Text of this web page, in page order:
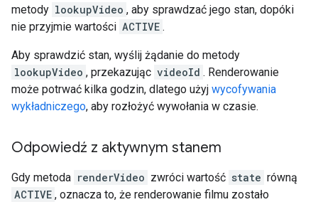
metody lookupVideo , aby sprawdzać jego stan, dopóki
nie przyjmie wartości ACTIVE .
Aby sprawdzić stan, wyślij żądanie do metody
lookupVideo , przekazując videoId . Renderowanie
może potrwać kilka godzin, dlatego użyj wycofywania
wykładniczego, aby rozłożyć wywołania w czasie.
Odpowiedź z aktywnym stanem
Gdy metoda renderVideo zwróci wartość state równą
ACTIVE , oznacza to, że renderowanie filmu zostało